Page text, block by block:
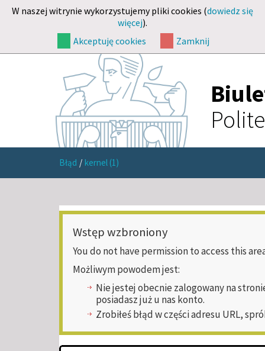
W naszej witrynie wykorzystujemy pliki cookies (dowiedz się
więcej).
Akceptuję cookies
Zamknij
Błąd / kernel (1)
Wstęp wzbroniony
You do not have permission to access this
Możliwym powodem jest:
Nie jestej obecnie zalogowany na
posiadasz już u nas konto.
Zrobiłeś błąd w części adresu URL,